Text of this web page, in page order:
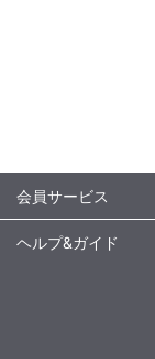
会員サービス
ヘルプ&ガイド